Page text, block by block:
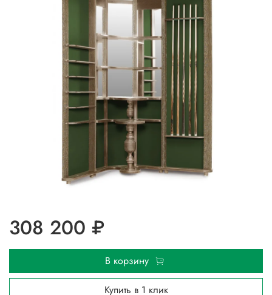
308 200 ₽
В корзину
Купить в 1 клик